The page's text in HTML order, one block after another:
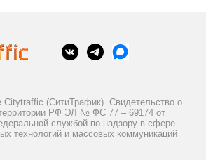
(СитиТрафик). Свидетельство о
РФ ЭЛ № ФС 77 – 69174 от
службой по надзору в сфере
технологий и массовых коммуникаций